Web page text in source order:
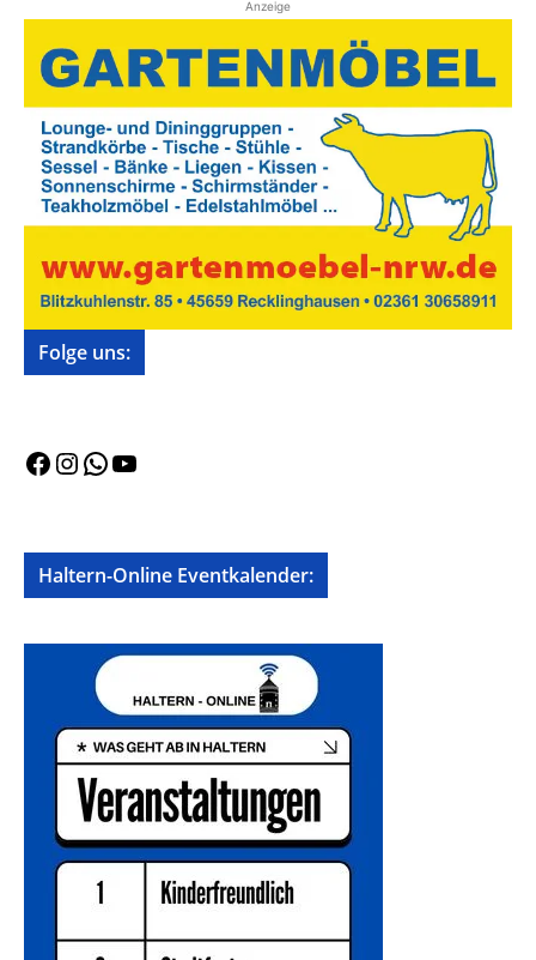
Anzeige
Folge uns:
Facebook
Instagram
WhatsApp
YouTube
Haltern-Online Eventkalender: